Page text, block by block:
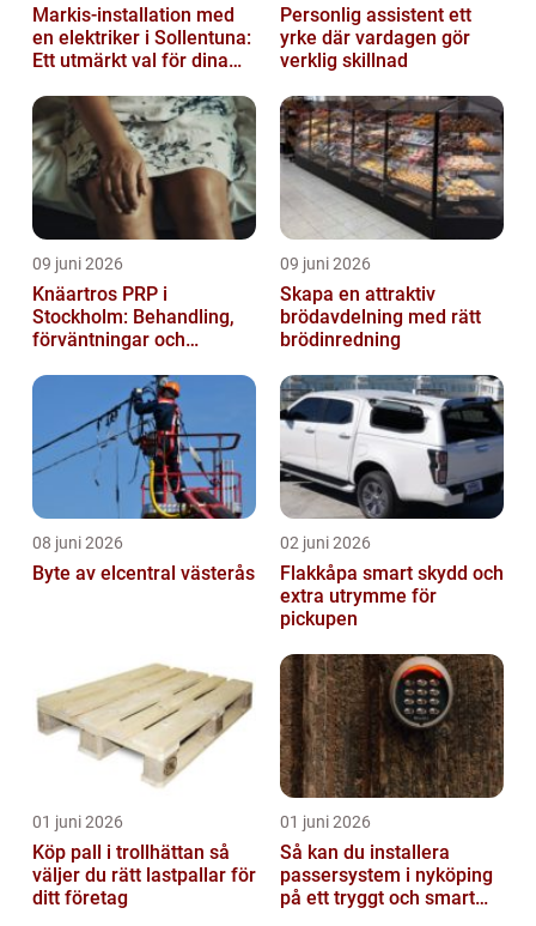
Markis-installation med
en elektriker i Sollentuna:
Ett utmärkt val för dina
Personlig assistent ett
yrke där vardagen gör
verklig skillnad
09 juni 2026
Knäartros PRP i
Stockholm: Behandling,
förväntningar och
09 juni 2026
Skapa en attraktiv
brödavdelning med rätt
brödinredning
08 juni 2026
Byte av elcentral västerås
02 juni 2026
Flakkåpa smart skydd och
extra utrymme för
pickupen
01 juni 2026
Köp pall i trollhättan så
väljer du rätt lastpallar för
ditt företag
01 juni 2026
Så kan du installera
passersystem i nyköping
på ett tryggt och smart